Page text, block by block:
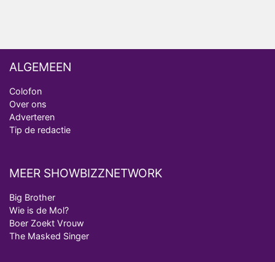
ALGEMEEN
Colofon
Over ons
Adverteren
Tip de redactie
MEER SHOWBIZZNETWORK
Big Brother
Wie is de Mol?
Boer Zoekt Vrouw
The Masked Singer